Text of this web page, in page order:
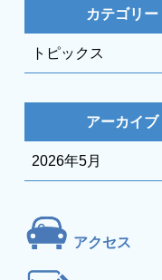
カテゴリー
トピックス
アーカイブ
2026年5月
アクセス